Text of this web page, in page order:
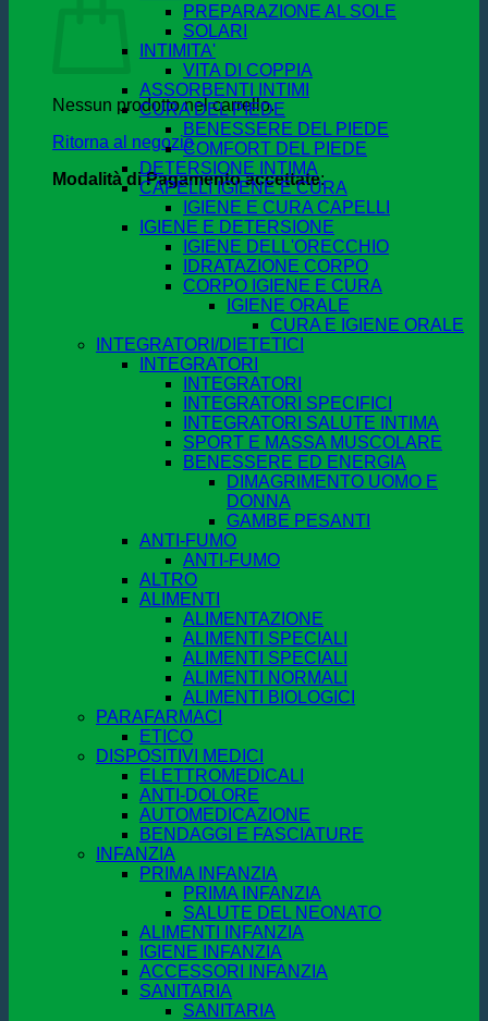
Nessun prodotto nel carrello.
Ritorna al negozio
Modalità di Pagamento accettate:
PREPARAZIONE AL SOLE
SOLARI
INTIMITA'
VITA DI COPPIA
ASSORBENTI INTIMI
CURA DEL PIEDE
BENESSERE DEL PIEDE
COMFORT DEL PIEDE
DETERSIONE INTIMA
CAPELLI IGIENE E CURA
IGIENE E CURA CAPELLI
IGIENE E DETERSIONE
IGIENE DELL'ORECCHIO
IDRATAZIONE CORPO
CORPO IGIENE E CURA
IGIENE ORALE
CURA E IGIENE ORALE
INTEGRATORI/DIETETICI
INTEGRATORI
INTEGRATORI
INTEGRATORI SPECIFICI
INTEGRATORI SALUTE INTIMA
SPORT E MASSA MUSCOLARE
BENESSERE ED ENERGIA
DIMAGRIMENTO UOMO E
DONNA
GAMBE PESANTI
ANTI-FUMO
ANTI-FUMO
ALTRO
ALIMENTI
ALIMENTAZIONE
ALIMENTI SPECIALI
ALIMENTI SPECIALI
ALIMENTI NORMALI
ALIMENTI BIOLOGICI
PARAFARMACI
ETICO
DISPOSITIVI MEDICI
ELETTROMEDICALI
ANTI-DOLORE
AUTOMEDICAZIONE
BENDAGGI E FASCIATURE
INFANZIA
PRIMA INFANZIA
PRIMA INFANZIA
SALUTE DEL NEONATO
ALIMENTI INFANZIA
IGIENE INFANZIA
ACCESSORI INFANZIA
SANITARIA
SANITARIA